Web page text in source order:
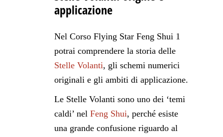
applicazione
Nel Corso Flying Star Feng Shui 1
potrai comprendere la storia delle
Stelle Volanti, gli schemi numerici
originali e gli ambiti di applicazione.
Le Stelle Volanti sono uno dei ‘temi
caldi’ nel Feng Shui, perché esiste
una grande confusione riguardo al